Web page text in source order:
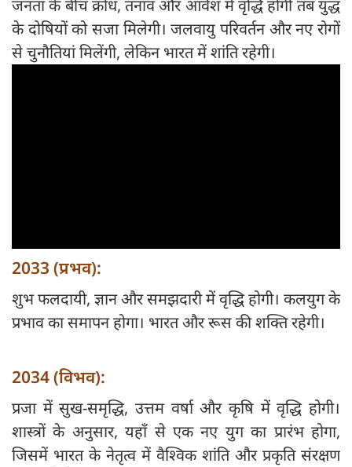
जनता के बीच क्रोध, तनाव और आवेश में वृद्धि होगी तब युद्ध
के दोषियों को सजा मिलेगी। जलवायु परिवर्तन और नए रोगों
से चुनौतियां मिलेंगी, लेकिन भारत में शांति रहेगी।
2033 (प्रभव):
शुभ फलदायी, ज्ञान और समझदारी में वृद्धि होगी। कलयुग के
प्रभाव का समापन होगा। भारत और रूस की शक्ति रहेगी।
2034 (विभव):
प्रजा में सुख-समृद्धि, उत्तम वर्षा और कृषि में वृद्धि होगी।
शास्त्रों के अनुसार, यहाँ से एक नए युग का प्रारंभ होगा,
जिसमें भारत के नेतृत्व में वैश्विक शांति और प्रकृति संरक्षण